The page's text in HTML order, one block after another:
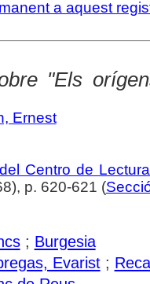
a aquest
"Els
Ernest
Centro de
p. 620-621 (
; Burgesia
Evarist;